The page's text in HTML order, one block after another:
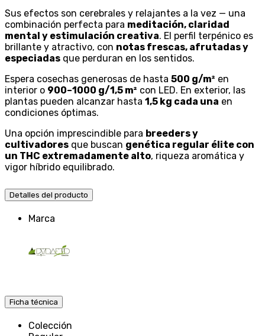
Sus efectos son cerebrales y relajantes a la vez — una
combinación perfecta para meditación, claridad
mental y estimulación creativa. El perfil terpénico es
brillante y atractivo, con notas frescas, afrutadas y
especiadas que perduran en los sentidos.
Espera cosechas generosas de hasta 500 g/m² en
interior o 900–1000 g/1,5 m² con LED. En exterior, las
plantas pueden alcanzar hasta 1,5 kg cada una en
condiciones óptimas.
Una opción imprescindible para breeders y
cultivadores que buscan genética regular élite con
un THC extremadamente alto, riqueza aromática y
vigor híbrido equilibrado.
Detalles del producto
Marca
Ficha técnica
Colección